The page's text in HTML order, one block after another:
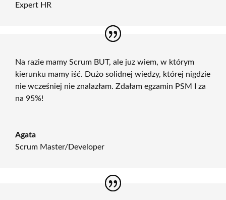
Expert HR
Na razie mamy Scrum BUT, ale juz wiem, w którym
kierunku mamy iść. Dużo solidnej wiedzy, której nigdzie
nie wcześniej nie znalazłam. Zdałam egzamin PSM I za
na 95%!
Agata
Scrum Master/Developer